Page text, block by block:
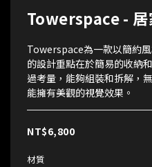
Towerspace - 居
Towerspace為一款以簡約
的設計重點在於簡易的收納
過考量，能夠組裝和拆解，
能擁有美觀的視覺效果。
NT$6,800
材質